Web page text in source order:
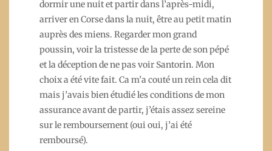
dormir une nuit et partir dans l’après-midi,
arriver en Corse dans la nuit, être au petit matin
auprès des miens. Regarder mon grand
poussin, voir la tristesse de la perte de son pépé
et la déception de ne pas voir Santorin. Mon
choix a été vite fait. Ca m’a couté un rein cela dit
mais j’avais bien étudié les conditions de mon
assurance avant de partir, j’étais assez sereine
sur le remboursement (oui oui, j’ai été
remboursé).